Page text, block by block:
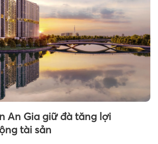
An Gia giữ đà tăng lợi
tài sản